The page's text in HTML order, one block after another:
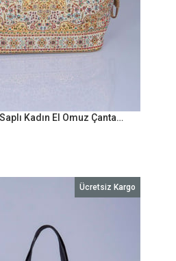
Dokuma Deri Saplı Kadın El Omuz Çanta Mottif İstanbul Otantik 1025
Ücretsiz Kargo